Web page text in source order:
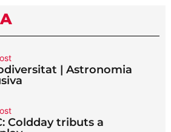
| Astronomia
Coldday tributs a